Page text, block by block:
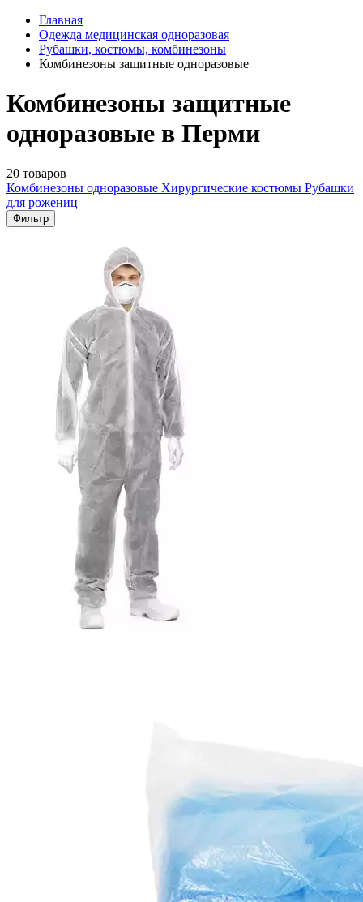
Главная
Одежда медицинская одноразовая
Рубашки, костюмы, комбинезоны
Комбинезоны защитные одноразовые
Комбинезоны защитные
одноразовые в Перми
20 товаров
Комбинезоны одноразовые Хирургические костюмы Рубашки
для рожениц
Фильтр